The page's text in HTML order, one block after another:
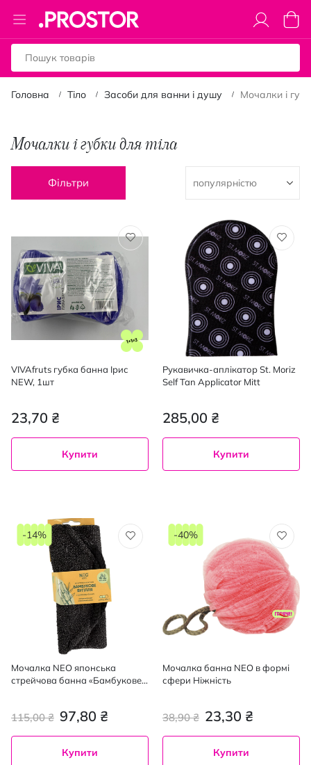
Toggle
Nav
Кошик
Головна Тіло Засоби для ванни і душу Мочалки і
Мочалки і губки для тіла
Фільтри
VIVAfruts губка банна Ірис
NEW, 1шт
23,70 ₴
Купити
Рукавичка-аплікатор St. Moriz
Self Tan Applicator Mitt
285,00 ₴
Купити
Мочалка NEO японська
стрейчова банна «Бамбукове
97,80 ₴
115,00 ₴
-14%
Купити
Мочалка банна NEO в формі
сфери Ніжність
23,30 ₴
38,90 ₴
-40%
Купити